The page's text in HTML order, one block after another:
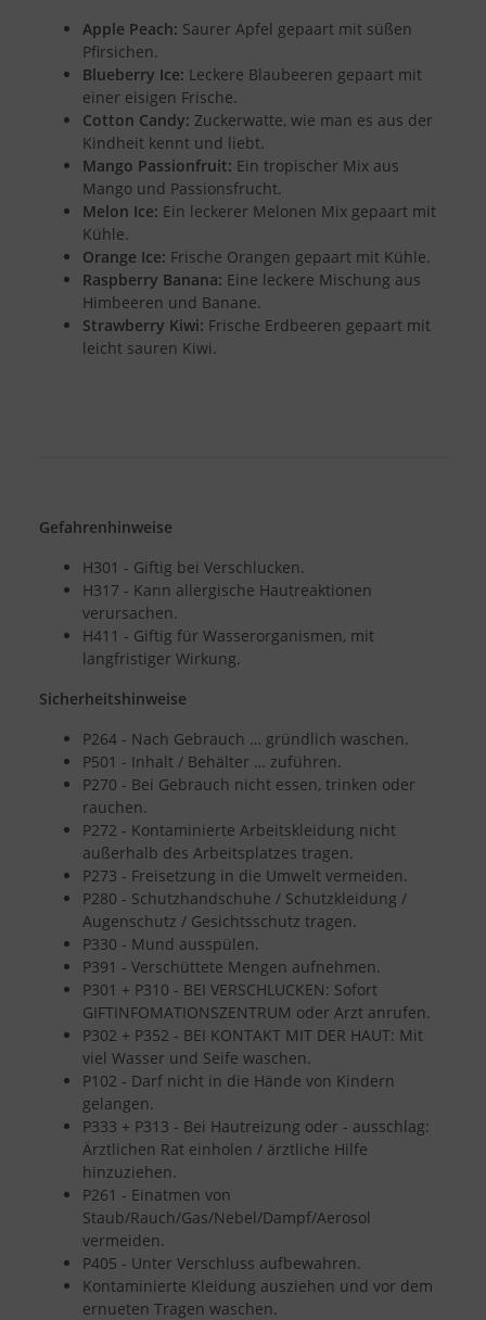
Apple Peach: Saurer Apfel gepaart mit süßen
Pfirsichen.
Blueberry Ice: Leckere Blaubeeren gepaart mit
einer eisigen Frische.
Cotton Candy: Zuckerwatte, wie man es aus der
Kindheit kennt und liebt.
Mango Passionfruit: Ein tropischer Mix aus
Mango und Passionsfrucht.
Melon Ice: Ein leckerer Melonen Mix gepaart mit
Kühle.
Orange Ice: Frische Orangen gepaart mit Kühle.
Raspberry Banana: Eine leckere Mischung aus
Himbeeren und Banane.
Strawberry Kiwi: Frische Erdbeeren gepaart mit
leicht sauren Kiwi.
Gefahrenhinweise
H301 - Giftig bei Verschlucken.
H317 - Kann allergische Hautreaktionen
verursachen.
H411 - Giftig für Wasserorganismen, mit
langfristiger Wirkung.
Sicherheitshinweise
P264 - Nach Gebrauch … gründlich waschen.
P501 - Inhalt / Behälter … zuführen.
P270 - Bei Gebrauch nicht essen, trinken oder
rauchen.
P272 - Kontaminierte Arbeitskleidung nicht
außerhalb des Arbeitsplatzes tragen.
P273 - Freisetzung in die Umwelt vermeiden.
P280 - Schutzhandschuhe / Schutzkleidung /
Augenschutz / Gesichtsschutz tragen.
P330 - Mund ausspülen.
P391 - Verschüttete Mengen aufnehmen.
P301 + P310 - BEI VERSCHLUCKEN: Sofort
GIFTINFOMATIONSZENTRUM oder Arzt anrufen.
P302 + P352 - BEI KONTAKT MIT DER HAUT: Mit
viel Wasser und Seife waschen.
P102 - Darf nicht in die Hände von Kindern
gelangen.
P333 + P313 - Bei Hautreizung oder - ausschlag:
Ärztlichen Rat einholen / ärztliche Hilfe
hinzuziehen.
P261 - Einatmen von
Staub/Rauch/Gas/Nebel/Dampf/Aerosol
vermeiden.
P405 - Unter Verschluss aufbewahren.
Kontaminierte Kleidung ausziehen und vor dem
ernueten Tragen waschen.